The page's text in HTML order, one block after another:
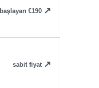
başlayan €190
sabit fiyat